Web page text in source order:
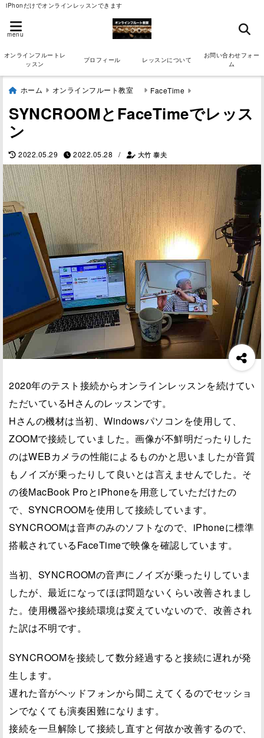
iPhonだけでオンラインレッスンできます
menu
オンラインフルートレ
ッスン
プロフィール レッスンについて
お問い合わせフォー
ム
ホーム オンラインフルート教室 FaceTime
SYNCROOMとFaceTimeでレッス
ン
2022.05.29 2022.05.28 / 大竹 泰夫
2020年のテスト接続からオンラインレッスンを続けてい
ただいているHさんのレッスンです。
Hさんの機材は当初、Windowsパソコンを使用して、
ZOOMで接続していました。画像が不鮮明だったりした
のはWEBカメラの性能によるものかと思いましたが音質
もノイズが乗ったりして良いとは言えませんでした。そ
の後MacBook ProとiPhoneを用意していただけたの
で、SYNCROOMを使用して接続しています。
SYNCROOMは音声のみのソフトなので、iPhoneに標準
搭載されているFaceTimeで映像を確認しています。
当初、SYNCROOMの音声にノイズが乗ったりしていま
したが、最近になってほぼ問題ないくらい改善されまし
た。使用機器や接続環境は変えていないので、改善され
た訳は不明です。
SYNCROOMを接続して数分経過すると接続に遅れが発
生します。
遅れた音がヘッドフォンから聞こえてくるのでセッショ
ンでなくても演奏困難になります。
接続を一旦解除して接続し直すと何故か改善するので、